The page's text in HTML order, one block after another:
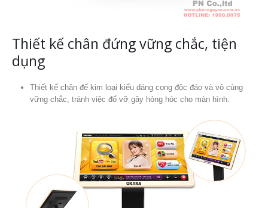
Thiết kế chân đứng vững chắc, tiện
dụng
Thiết kế chân đế kim loại kiểu dáng cong độc đáo và vô cùng
vững chắc, tránh việc đổ vỡ gây hỏng hóc cho màn hình.